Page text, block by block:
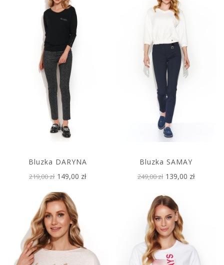
Bluzka DARYNA
219,00 zł 149,00 zł
Bluzka SAMAY
249,00 zł 139,00 zł